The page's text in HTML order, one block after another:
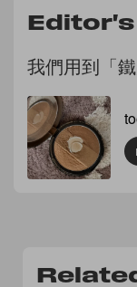
我們用到「